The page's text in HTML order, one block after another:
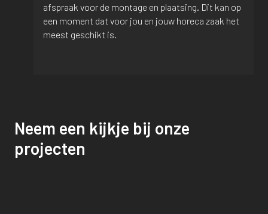
afspraak voor de montage en plaatsing. Dit kan op
een moment dat voor jou en jouw horeca zaak het
meest geschikt is.
Neem een kijkje bij onze
projecten